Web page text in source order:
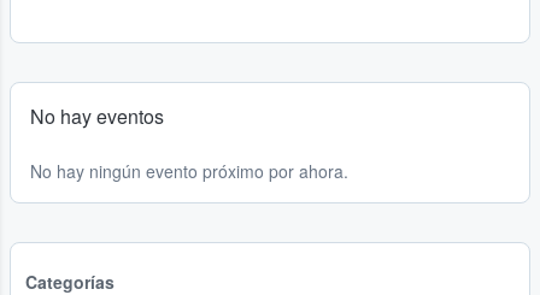
No hay eventos
No hay ningún evento próximo por ahora.
Categorías